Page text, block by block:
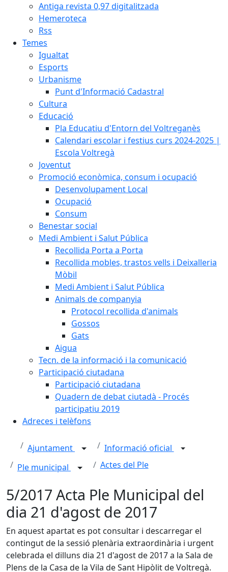
Antiga revista 0,97 digitalitzada
Hemeroteca
Rss
Temes
Igualtat
Esports
Urbanisme
Punt d'Informació Cadastral
Cultura
Educació
Pla Educatiu d'Entorn del Voltreganès
Calendari escolar i festius curs 2024-2025 |
Escola Voltregà
Joventut
Promoció econòmica, consum i ocupació
Desenvolupament Local
Ocupació
Consum
Benestar social
Medi Ambient i Salut Pública
Recollida Porta a Porta
Recollida mobles, trastos vells i Deixalleria
Mòbil
Medi Ambient i Salut Pública
Animals de companyia
Protocol recollida d'animals
Gossos
Gats
Aigua
Tecn. de la informació i la comunicació
Participació ciutadana
Participació ciutadana
Quadern de debat ciutadà - Procés
participatiu 2019
Adreces i telèfons
Ajuntament
Informació oficial
Ple municipal
Actes del Ple
5/2017 Acta Ple Municipal del
dia 21 d'agost de 2017
En aquest apartat es pot consultar i descarregar el
contingut de la sessió plenària extraordinària i urgent
celebrada el dilluns dia 21 d'agost de 2017 a la Sala de
Plens de la Casa de la Vila de Sant Hipòlit de Voltregà.